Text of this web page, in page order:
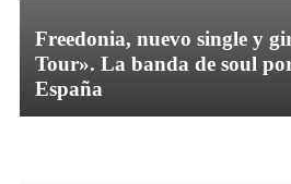
Freedonia, nuevo single y
Tour». La banda de soul
España